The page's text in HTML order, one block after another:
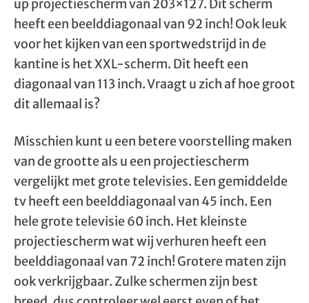
up projectiescherm van 203×127. Dit scherm
heeft een beelddiagonaal van 92 inch! Ook leuk
voor het kijken van een sportwedstrijd in de
kantine is het XXL-scherm. Dit heeft een
diagonaal van 113 inch. Vraagt u zich af hoe groot
dit allemaal is?
Misschien kunt u een betere voorstelling maken
van de grootte als u een projectiescherm
vergelijkt met grote televisies. Een gemiddelde
tv heeft een beelddiagonaal van 45 inch. Een
hele grote televisie 60 inch. Het kleinste
projectiescherm wat wij verhuren heeft een
beelddiagonaal van 72 inch! Grotere maten zijn
ook verkrijgbaar. Zulke schermen zijn best